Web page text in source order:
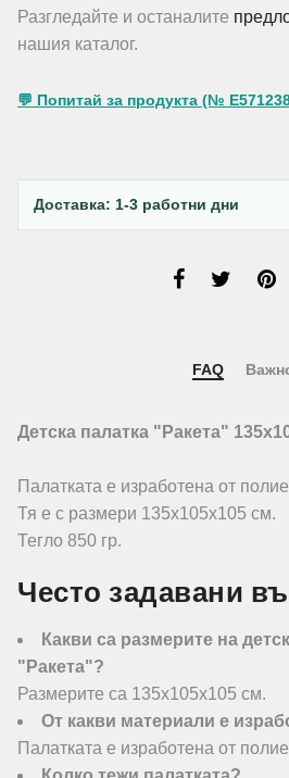
Разгледайте и останалите
нашия каталог.
💬 Попитай за продукта (№
Доставка: 1-3 работни дни
FAQ
Детска палатка "Ракета"
Палатката е изработена от
Тя е с размери 135х105х105 см.
Тегло 850 гр.
Често задавани
Какви са размерите на
"Ракета"?
Размерите са 135х105х105 см.
От какви материали е
Палатката е изработена от